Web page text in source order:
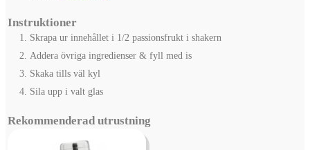
Instruktioner
Skrapa ur innehållet i 1/2 passionsfrukt i shakern
Addera övriga ingredienser & fyll med is
Skaka tills väl kyl
Sila upp i valt glas
Rekommenderad utrustning